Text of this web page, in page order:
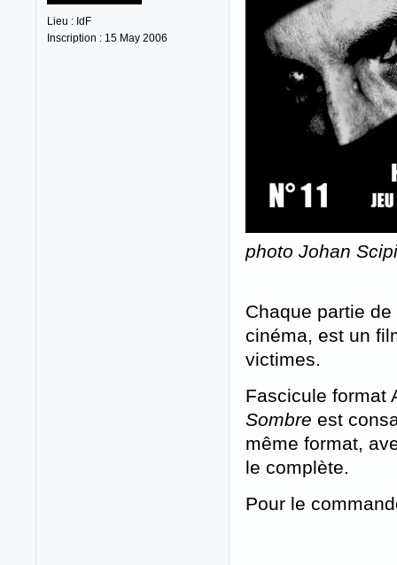
Lieu : IdF
Inscription : 15 May 2006
photo Johan
Chaque partie de
cinéma, est un
victimes.
Fascicule format
Sombre est
même format,
le complète.
Pour le